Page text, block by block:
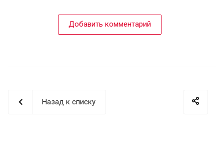
Добавить комментарий
Назад к списку